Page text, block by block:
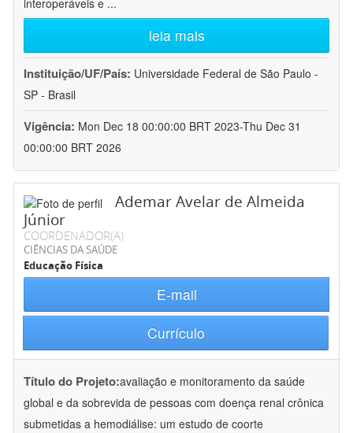
interoperáveis e ...
leia mais
Instituição/UF/País: Universidade Federal de São Paulo -
SP - Brasil
Vigência: Mon Dec 18 00:00:00 BRT 2023-Thu Dec 31
00:00:00 BRT 2026
Ademar Avelar de Almeida
Júnior
COORDENADOR(A)
CIÊNCIAS DA SAÚDE
Educação Física
E-mail
Currículo
Título do Projeto:avaliação e monitoramento da saúde
global e da sobrevida de pessoas com doença renal crônica
submetidas a hemodiálise: um estudo de coorte